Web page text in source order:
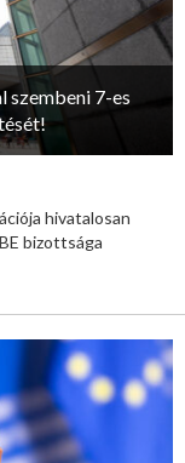
szembeni 7-es
hivatalosan
bizottsága